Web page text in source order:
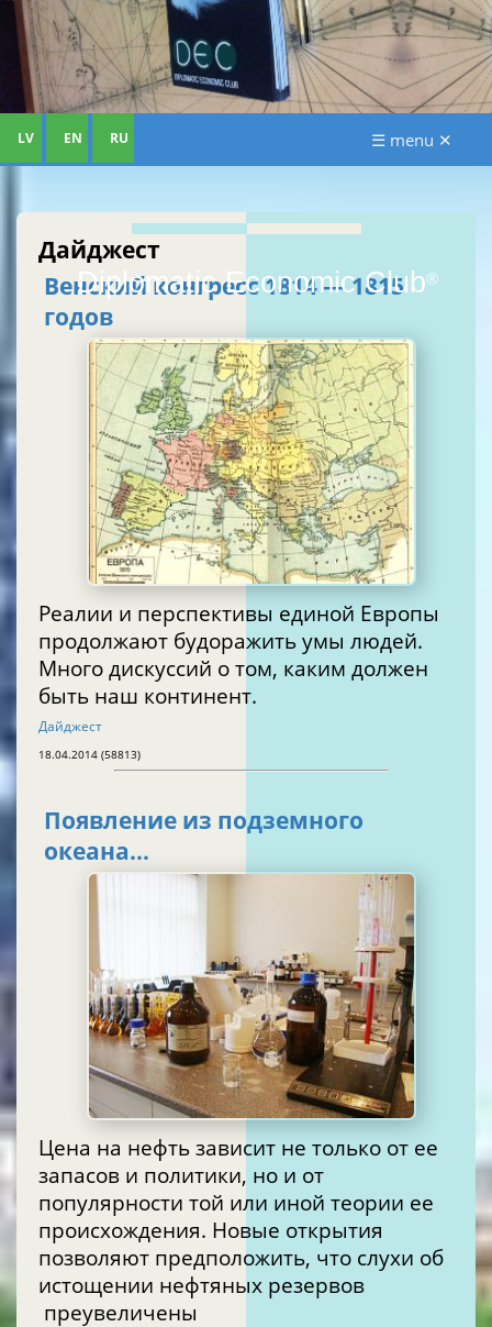
Diplomatic Economic Club®
LV EN RU ☰ menu ✕
Дайджест
Венский конгресс 1814 — 1815
годов
Реалии и перспективы единой Европы
продолжают будоражить умы людей.
Много дискуссий о том, каким должен
быть наш континент.
Дайджест
18.04.2014 (58813)
Появление из подземного
океана…
Цена на нефть зависит не только от ее
запасов и политики, но и от
популярности той или иной теории ее
происхождения. Новые открытия
позволяют предположить, что слухи об
истощении нефтяных резервов
преувеличены